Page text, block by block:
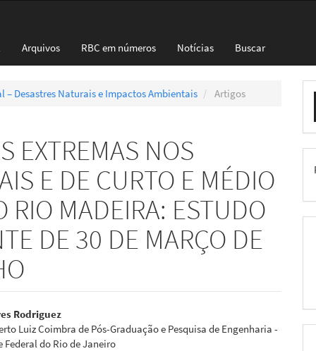
Arquivos RBC em números Notícias Buscar
– Desastres Naturais e Impactos Ambientais Artigos
EXTREMAS NOS
E DE CURTO E MÉDIO
RIO MADEIRA: ESTUDO
DE 30 DE MARÇO DE
Rodriguez
Luiz Coimbra de Pós-Graduação e Pesquisa de Engenharia -
Federal do Rio de Janeiro